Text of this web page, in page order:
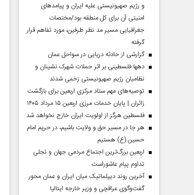
و رژیم صهیونیستی علیه ایران و پیامد‌های
امنیتی آن برای کل منطقه بود/مختصات
جغرافیایی مسیر مد نظر طرفین، مورد تفاهم قرار
گرفته
گزارشی از حادثه دریایی در سواحل عمان
دهها فلسطینی بر اثر حملات شهرک نشینان و
نظامیان رژیم صهیونیستی زخمی شدند
توصیه‌های مهم ستاد مرکزی اربعین برای بازگشت
زائران | پایان خدمات مرزی اربعین ۱۵ مرداد ۱۴۰۵
فلسطین هرگز از اولویت ایران خارج نخواهد شد
هر جا در مسیر حق و ولایت باشیم، در حریم امام
حسین (ع) هستیم
اربعین بزرگ‌ترین اجتماع مردمی جهان و تجلی
تداوم پیام عاشوراست
آخرین روند دیپلماتیک میان ایران و عمان محور
گفت‌وگوی عراقچی و وزیر خارجه ایتالیا